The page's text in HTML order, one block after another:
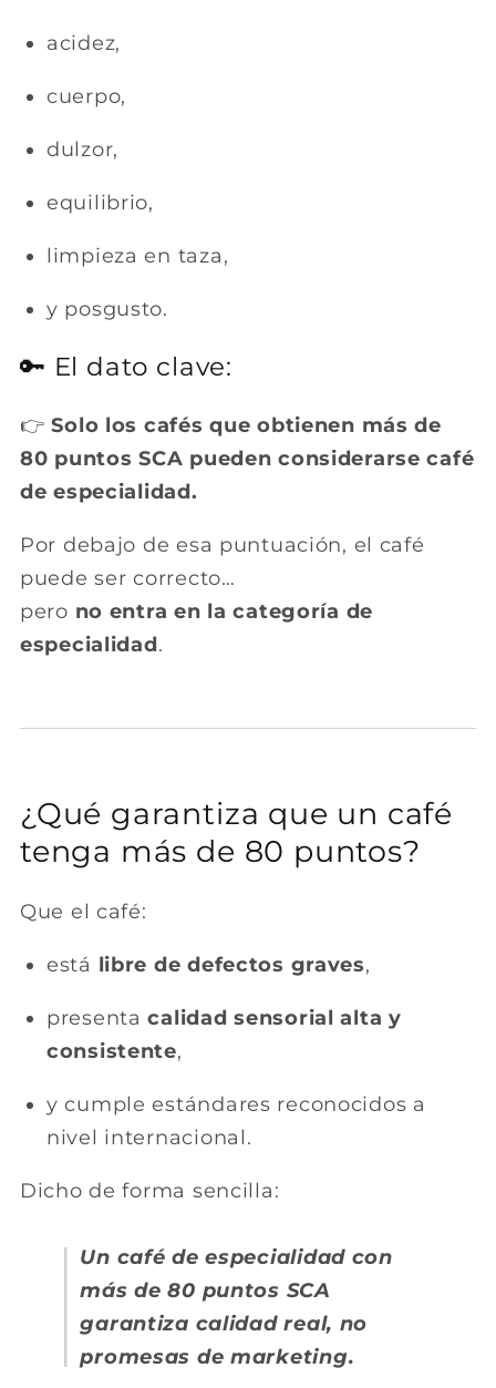
acidez,
cuerpo,
dulzor,
equilibrio,
limpieza en taza,
y posgusto.
🔑 El dato clave:
👉Solo los cafés que obtienen más de
80 puntos SCA pueden considerarse café
de especialidad.
Por debajo de esa puntuación, el café
puede ser correcto…
pero no entra en la categoría de
especialidad.
¿Qué garantiza que un café
tenga más de 80 puntos?
Que el café:
está libre de defectos graves,
presentacalidad sensorial alta y
consistente,
y cumple estándares reconocidos a
nivel internacional.
Dicho de forma sencilla:
Un café de especialidad con
más de 80 puntos SCA
garantiza calidad real, no
promesas de marketing.